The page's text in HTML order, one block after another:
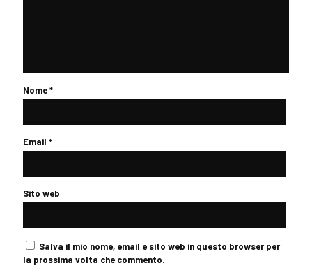
Nome*
Email *
Sito web
Salva il mio nome, email e sito web in questo browser per
la prossima volta che commento.